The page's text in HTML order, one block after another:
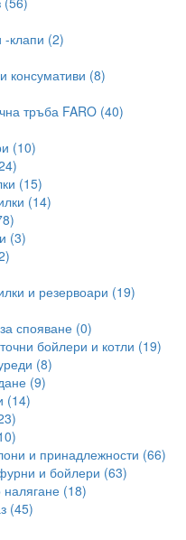
клапи (2)
консумативи (8)
тръба FARO (40)
(10)
(15)
(14)
(3)
и резервоари (19)
спояване (0)
бойлери и котли (19)
(8)
(9)
(14)
и принадлежности (66)
и бойлери (63)
(18)
(45)